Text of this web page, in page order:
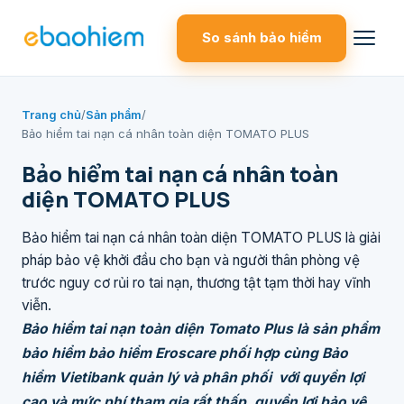
So sánh bảo hiểm
Trang chủ/Sản phẩm/
Bảo hiểm tai nạn cá nhân toàn diện TOMATO PLUS
Bảo hiểm tai nạn cá nhân toàn
diện TOMATO PLUS
Bảo hiểm tai nạn cá nhân toàn diện TOMATO PLUS là giải
pháp bảo vệ khởi đầu cho bạn và người thân phòng vệ
trước nguy cơ rủi ro tai nạn, thương tật tạm thời hay vĩnh
viễn.
Bảo hiểm tai nạn toàn diện Tomato Plus là sản phẩm
bảo hiểm bảo hiểm Eroscare phối hợp cùng Bảo
hiểm Vietibank quản lý và phân phối với quyền lợi